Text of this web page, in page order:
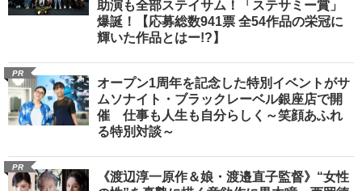
助演も全部ステイサム！「ステサミー賞」
爆誕！【応募総数941票 全54作品の栄冠に
輝いた作品とはー!?】
PR
オープン1周年を記念した特別イベントがサ
ムソナイト・ブラックレーベル銀座店で開
催 仕事も人生も自分らしく～笑顔あふれ
る特別対談～
PR
《渡辺淳一原作＆娘・渡邉直子監督》“女性